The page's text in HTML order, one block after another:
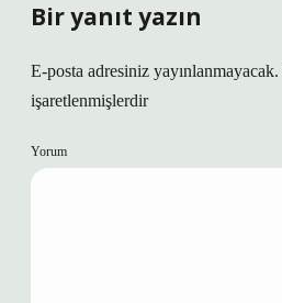
Bir yanıt yazın
E-posta adresiniz yayınlanmayacak.
işaretlenmişlerdir
Yorum